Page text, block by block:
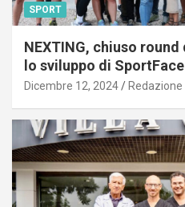
SPORT
NEXTING, chiuso
lo sviluppo di SportFace
Dicembre 12, 2024